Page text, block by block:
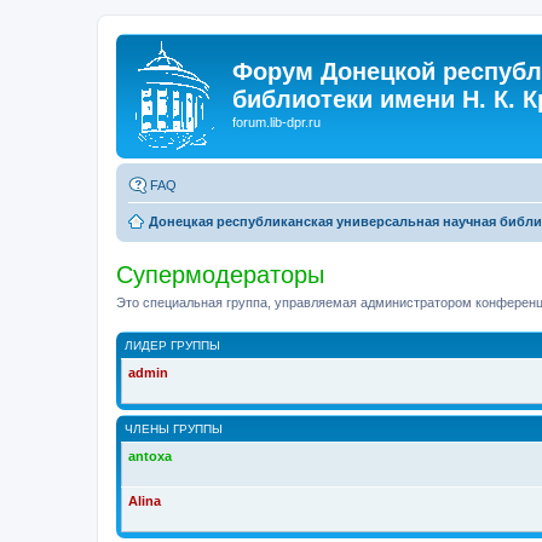
Форум Донецкой
библиотеки имени Н. К.
forum.lib-dpr.ru
FAQ
Донецкая республиканская универсальная научная
Супермодераторы
Это специальная группа, управляемая администратором
ЛИДЕР ГРУППЫ
admin
ЧЛЕНЫ ГРУППЫ
antoxa
Alina